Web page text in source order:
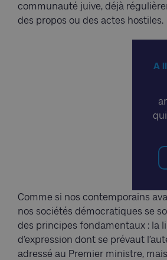
communauté juive, déjà
des propos ou des actes hostiles.
A
Comme si nos contemporains
nos sociétés démocratiques se
des principes fondamentaux : la
d’expression dont se prévaut
adressé au Premier ministre,